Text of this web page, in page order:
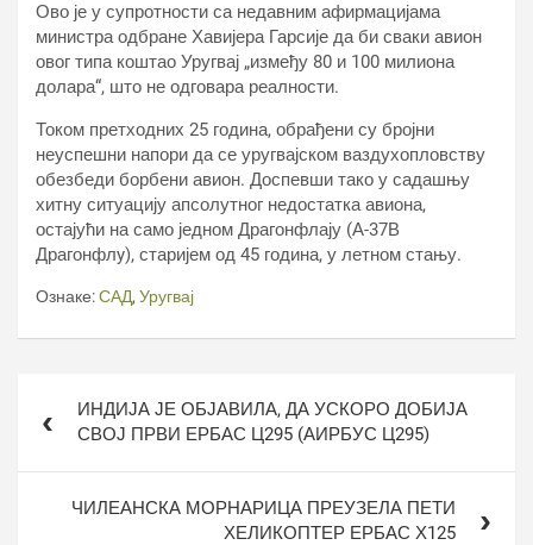
Ово је у супротности са недавним афирмацијама
министра одбране Хавијера Гарсије да би сваки авион
овог типа коштао Уругвај „између 80 и 100 милиона
долара“, што не одговара реалности.
Током претходних 25 година, обрађени су бројни
неуспешни напори да се уругвајском ваздухопловству
обезбеди борбени авион. Доспевши тако у садашњу
хитну ситуацију апсолутног недостатка авиона,
остајући на само једном Драгонфлају (А-37В
Драгонфлy), старијем од 45 година, у летном стању.
Ознаке:САД, Уругвај
чланкаИНДИЈА ЈЕ ОБЈАВИЛА, ДА УСКОРО ДОБИЈА
СВОЈ ПРВИ ЕРБАС Ц295 (АИРБУС Ц295)
ЧИЛЕАНСКА МОРНАРИЦА ПРЕУЗЕЛА ПЕТИ
ХЕЛИКОПТЕР ЕРБАС Х125